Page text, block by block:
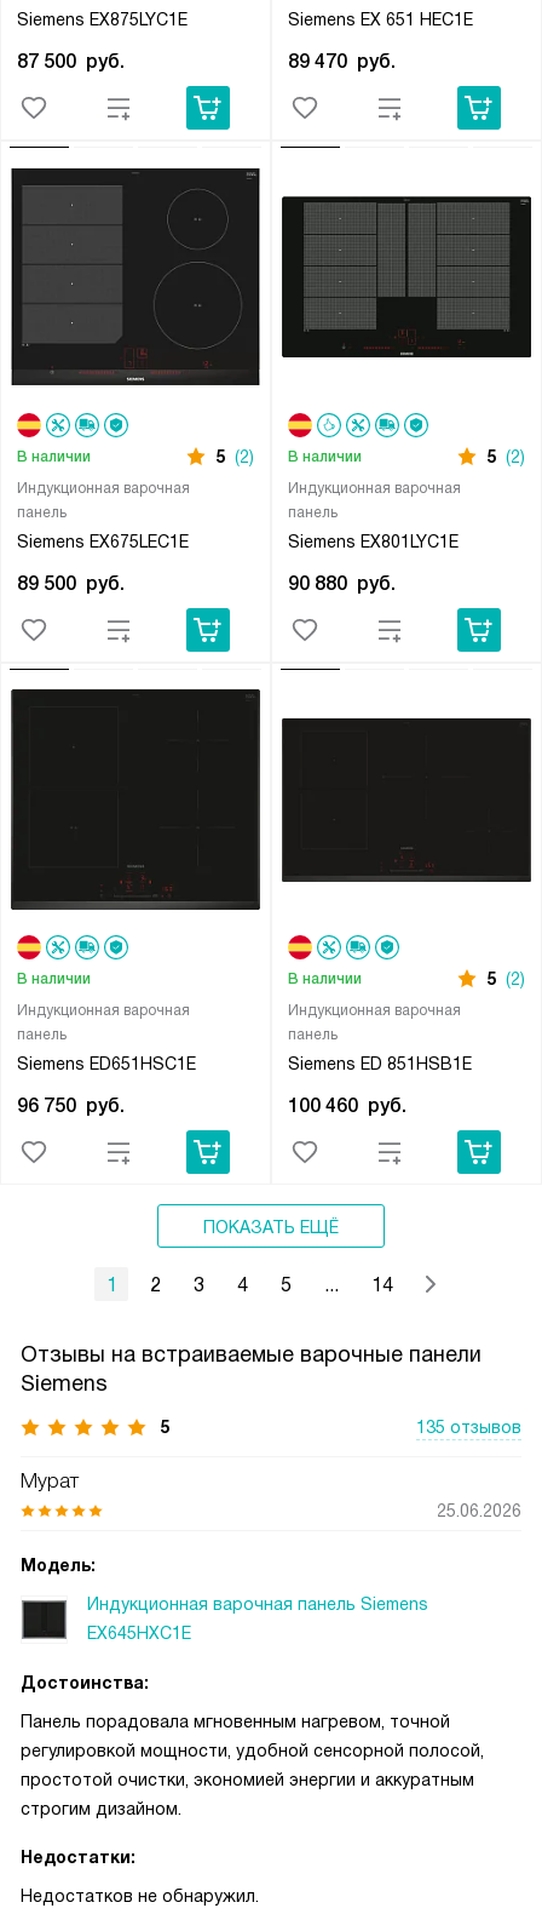
Siemens EX875LYC1E
87 500 руб.
Siemens EX 651 HEC1E
89 470 руб.
Индукционная варочная
панель
Siemens EX675LEC1E
В наличии 5 (2)
89 500 руб.
Индукционная варочная
панель
Siemens EX801LYC1E
В наличии 5 (2)
90 880 руб.
Индукционная варочная
панель
Siemens ED651HSC1E
В наличии
96 750 руб.
Индукционная варочная
панель
Siemens ED 851HSB1E
В наличии 5 (2)
100 460 руб.
ПОКАЗАТЬ ЕЩЁ
1 2 3 4 5 ... 14
Отзывы на встраиваемые варочные панели
Siemens
5 135 отзывов
Мурат
25.06.2026
Модель:
Индукционная варочная панель Siemens
EX645HXC1E
Достоинства:
Панель порадовала мгновенным нагревом, точной
регулировкой мощности, удобной сенсорной полосой,
простотой очистки, экономией энергии и аккуратным
строгим дизайном.
Недостатки:
Недостатков не обнаружил.